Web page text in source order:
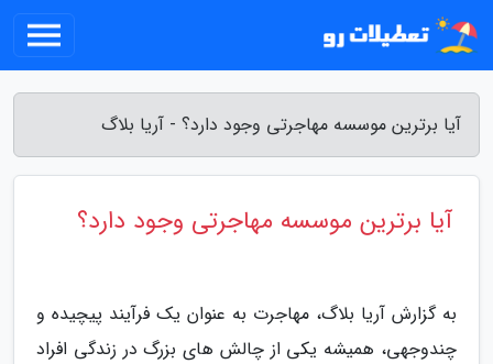
آیا برترین موسسه مهاجرتی وجود دارد؟ - آریا بلاگ
آیا برترین موسسه مهاجرتی وجود دارد؟
به گزارش آریا بلاگ، مهاجرت به عنوان یک فرآیند پیچیده و
چندوجهی، همیشه یکی از چالش های بزرگ در زندگی افراد